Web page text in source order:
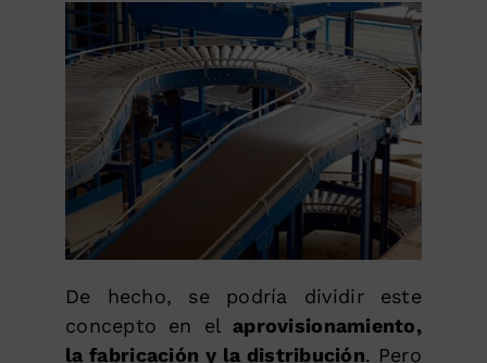
De hecho, se podría dividir este
concepto en elaprovisionamiento,
la fabricación y la distribución. Pero